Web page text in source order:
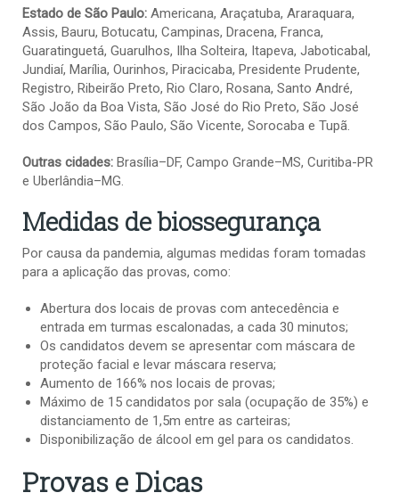
Estado de São Paulo: Americana, Araçatuba, Araraquara,
Assis, Bauru, Botucatu, Campinas, Dracena, Franca,
Guaratinguetá, Guarulhos, Ilha Solteira, Itapeva, Jaboticabal,
Jundiaí, Marília, Ourinhos, Piracicaba, Presidente Prudente,
Registro, Ribeirão Preto, Rio Claro, Rosana, Santo André,
São João da Boa Vista, São José do Rio Preto, São José
dos Campos, São Paulo, São Vicente, Sorocaba e Tupã.
Outras cidades: Brasília–DF, Campo Grande–MS, Curitiba-PR
e Uberlândia–MG.
Medidas de biossegurança
Por causa da pandemia, algumas medidas foram tomadas
para a aplicação das provas, como:
Abertura dos locais de provas com antecedência e
entrada em turmas escalonadas, a cada 30 minutos;
Os candidatos devem se apresentar com máscara de
proteção facial e levar máscara reserva;
Aumento de 166% nos locais de provas;
Máximo de 15 candidatos por sala (ocupação de 35%) e
distanciamento de 1,5m entre as carteiras;
Disponibilização de álcool em gel para os candidatos.
Provas e Dicas